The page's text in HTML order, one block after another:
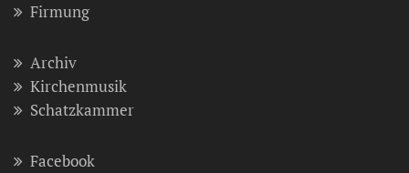
Firmung
Archiv
Kirchenmusik
Schatzkammer
Facebook